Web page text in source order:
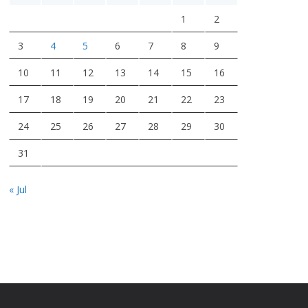
1 2
3 4 5 6 7 8 9
10 11 12 13 14 15 16
17 18 19 20 21 22 23
24 25 26 27 28 29 30
31
« Jul